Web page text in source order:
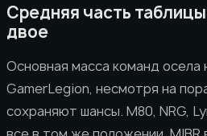
Средняя часть
двое
Основная масса команд осела
GamerLegion, несмотря на
сохраняют шансы. M80, NRG,